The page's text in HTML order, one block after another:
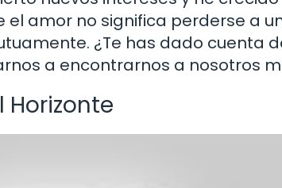
amor no significa perderse a
¿Te has dado cuenta
a encontrarnos a nosotros
Horizonte